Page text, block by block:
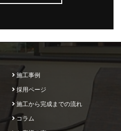
施工事例
採用ページ
施工から完成までの流れ
コラム